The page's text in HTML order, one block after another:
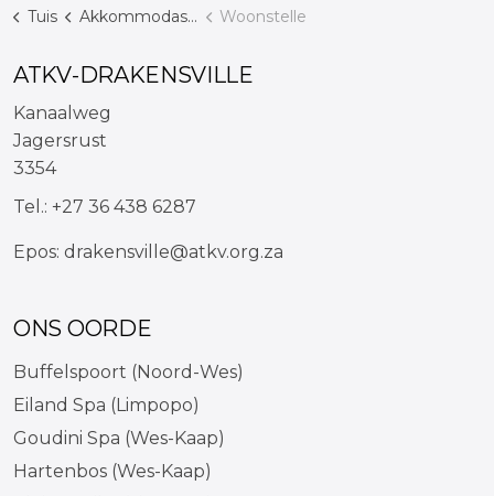
Tuis Akkommodasie Woonstelle
ATKV-DRAKENSVILLE
Kanaalweg
Jagersrust
3354
Tel.: +27 36 438 6287
Epos: drakensville@atkv.org.za
ONS OORDE
Buffelspoort (Noord-Wes)
Eiland Spa (Limpopo)
Goudini Spa (Wes-Kaap)
Hartenbos (Wes-Kaap)